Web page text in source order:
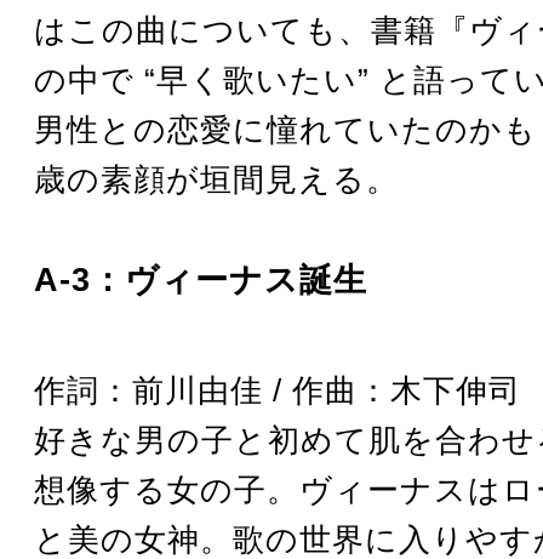
はこの曲についても、書籍『ヴ
の中で “早く歌いたい” と語って
男性との恋愛に憧れていたのか
歳の素顔が垣間見える。
A-3：ヴィーナス誕生
作詞：前川由佳 / 作曲：木下伸司
好きな男の子と初めて肌を合わ
想像する女の子。ヴィーナスは
と美の女神。歌の世界に入りや